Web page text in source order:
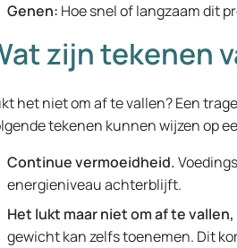
Genen: Hoe snel of langzaam dit
zijn tekenen
het niet om af te vallen? Een
tekenen kunnen wijzen op
Continue vermoeidheid.
energieniveau achterblijft.
Het lukt maar niet om af te vallen,
gewicht kan zelfs toenemen. Dit